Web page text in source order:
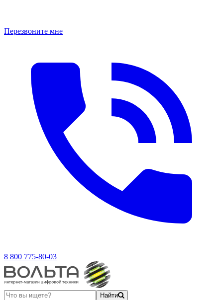
Перезвоните мне
8 800 775-80-03
Найти